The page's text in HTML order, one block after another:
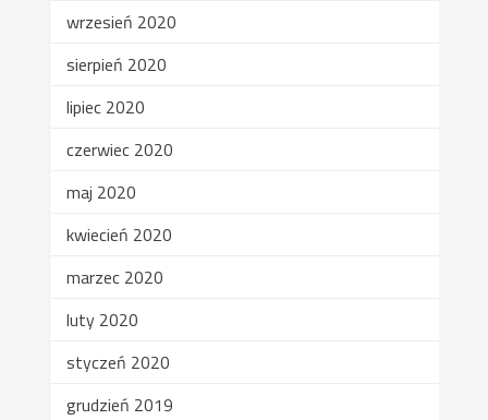
wrzesień 2020
sierpień 2020
lipiec 2020
czerwiec 2020
maj 2020
kwiecień 2020
marzec 2020
luty 2020
styczeń 2020
grudzień 2019